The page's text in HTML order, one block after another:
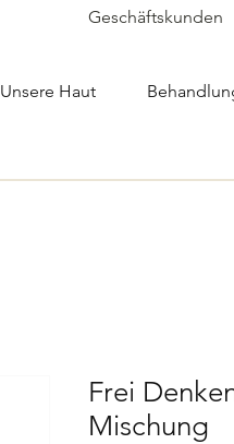
Unsere Haut
Geschäftskunden
Frei
Mischung